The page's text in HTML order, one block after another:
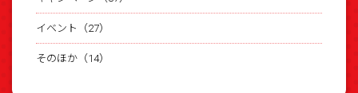
イベント（27）
そのほか（14）